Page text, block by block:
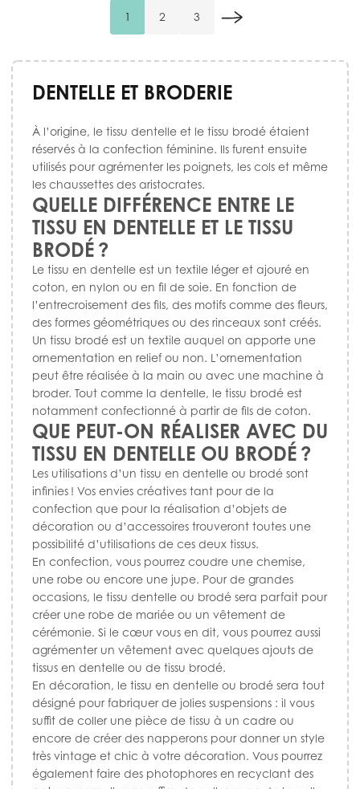
Vous lisez actuellement la page
1 Page
2 Page
3
DENTELLE ET BRODERIE
À l’origine, le tissu dentelle et le tissu brodé étaient
réservés à la confection féminine. Ils furent ensuite
utilisés pour agrémenter les poignets, les cols et même
les chaussettes des aristocrates.
QUELLE DIFFÉRENCE ENTRE LE
TISSU EN DENTELLE ET LE TISSU
BRODÉ ?
Le tissu en dentelle est un textile léger et ajouré en
coton, en nylon ou en fil de soie. En fonction de
l’entrecroisement des fils, des motifs comme des fleurs,
des formes géométriques ou des rinceaux sont créés.
Un tissu brodé est un textile auquel on apporte une
ornementation en relief ou non. L’ornementation
peut être réalisée à la main ou avec une machine à
broder. Tout comme la dentelle, le tissu brodé est
notamment confectionné à partir de fils de coton.
QUE PEUT-ON RÉALISER AVEC DU
TISSU EN DENTELLE OU BRODÉ ?
Les utilisations d’un tissu en dentelle ou brodé sont
infinies ! Vos envies créatives tant pour de la
confection que pour la réalisation d’objets de
décoration ou d’accessoires trouveront toutes une
possibilité d’utilisations de ces deux tissus.
En confection, vous pourrez coudre une chemise,
une robe ou encore une jupe. Pour de grandes
occasions, le tissu dentelle ou brodé sera parfait pour
créer une robe de mariée ou un vêtement de
cérémonie. Si le cœur vous en dit, vous pourrez aussi
agrémenter un vêtement avec quelques ajouts de
tissus en dentelle ou de tissu brodé.
En décoration, le tissu en dentelle ou brodé sera tout
désigné pour fabriquer de jolies suspensions : il vous
suffit de coller une pièce de tissu à un cadre ou
encore de créer des napperons pour donner un style
très vintage et chic à votre décoration. Vous pourrez
également faire des photophores en recyclant des